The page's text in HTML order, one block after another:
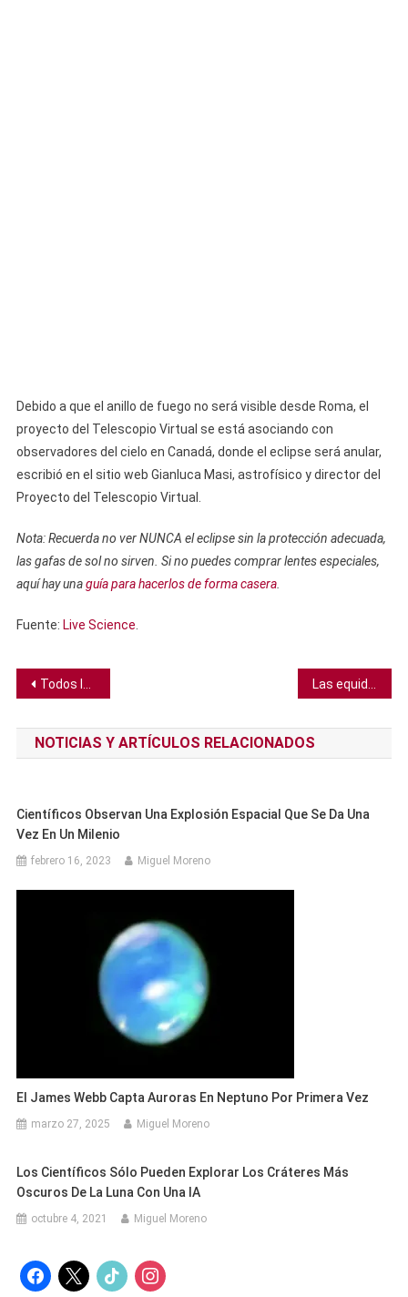
Debido a que el anillo de fuego no será visible desde Roma, el
proyecto del Telescopio Virtual se está asociando con
observadores del cielo en Canadá, donde el eclipse será anular,
escribió en el sitio web Gianluca Masi, astrofísico y director del
Proyecto del Telescopio Virtual.
Nota: Recuerda no ver NUNCA el eclipse sin la protección adecuada,
las gafas de sol no sirven. Si no puedes comprar lentes especiales,
aquí hay unaguía para hacerlos de forma casera.
Fuente: Live Science
Navegación
de
entradas
Todos los SARS Cov-2 en el mundo pesan el equivalente entre una manzana y un niño pequeño
NOTICIAS Y ARTÍCULOS RELACIONADOS
Científicos Observan Una Explosión Espacial Que Se Da Una
Vez En Un Milenio
febrero 16, 2023 Miguel Moreno
El James Webb Capta Auroras En Neptuno Por Primera Vez
marzo 27, 2025 Miguel Moreno
Los Científicos Sólo Pueden Explorar Los Cráteres Más
Oscuros De La Luna Con Una IA
octubre 4, 2021 Miguel Moreno
facebook
x tiktok instagram